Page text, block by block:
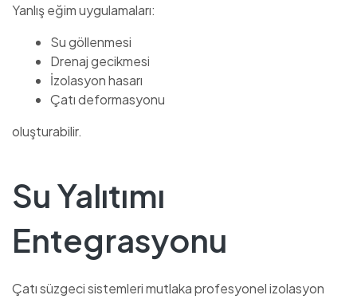
Yanlış eğim uygulamaları:
Su göllenmesi
Drenaj gecikmesi
İzolasyon hasarı
Çatı deformasyonu
oluşturabilir.
Su Yalıtımı
Entegrasyonu
Çatı süzgeci sistemleri mutlaka profesyonel izolasyon